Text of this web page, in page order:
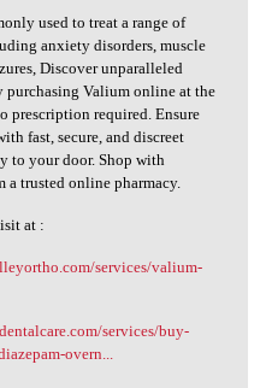
used to
used to treat a range of
anxiety disorders, muscle
Discover unparalleled
purchasing Valium online at the
prescription required. Ensure
fast, secure, and discreet
to your door. Shop with
a trusted online pharmacy.
at :
services/valium-
services/buy-
overn...